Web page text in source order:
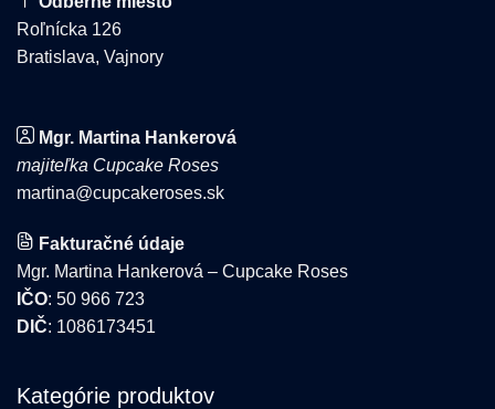
Roľnícka 126
Bratislava, Vajnory
Mgr. Martina Hankerová
majiteľka Cupcake Roses
martina@cupcakeroses.sk
Fakturačné údaje
Mgr. Martina Hankerová – Cupcake Roses
IČO: 50 966 723
DIČ: 1086173451
Kategórie produktov